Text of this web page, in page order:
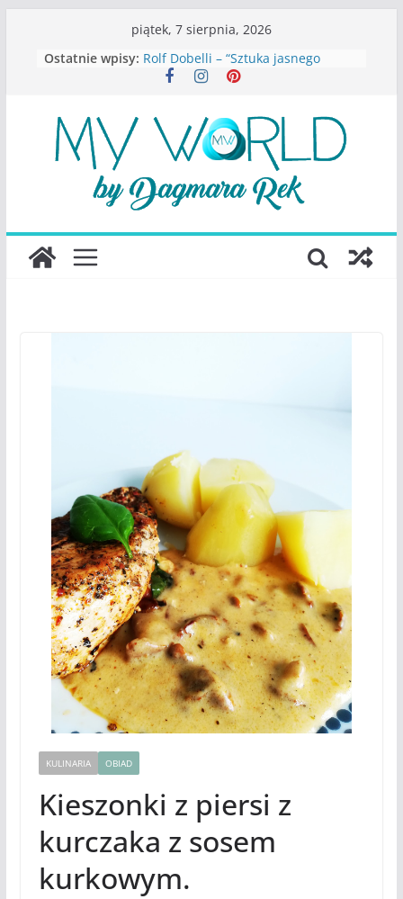
piątek, 7 sierpnia, 2026
Ostatnie wpisy: Rolf Dobelli – “Sztuka jasnego
myślenia”
Konstancina. Sekrety seksbiznesu”
Katarzyna Lewandowicz – Zanim
straciliśmy siebie
Judith Joseph – “Wysoko
funkcjonująca depresja”
S.Wynn-Williams – “Bezwzględni. O
największego portalu
KULINARIA OBIAD
Kieszonki z piersi z
kurczaka z sosem
kurkowym.